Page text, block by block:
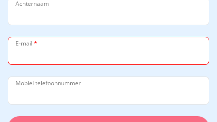
Achternaam
E-mail *
Mobiel telefoonnummer